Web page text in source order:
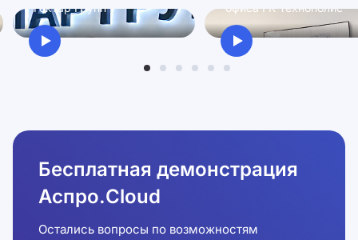
Гектар Групп
офиса ГК Технополис
Бесплатная демонстрация
Аспро.Cloud
Остались вопросы по возможностям